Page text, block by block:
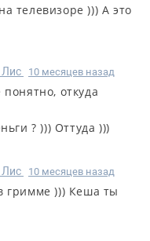
телевизоре ))) А это
10 месяцев назад
откуда
? ))) Оттуда )))
10 месяцев назад
гримме ))) Кеша ты